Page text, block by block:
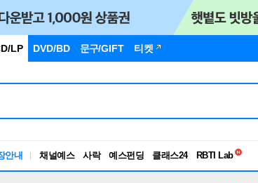
LP DVD/BD 문구/GIFT 티켓
안내 채널예스 사락 예스펀딩 클래스24
독서유형검사